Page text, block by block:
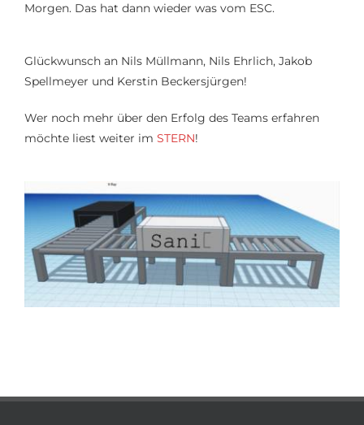
Morgen. Das hat dann wieder was vom ESC.
Glückwunsch an Nils Müllmann, Nils Ehrlich, Jakob
Spellmeyer und Kerstin Beckersjürgen!
Wer noch mehr über den Erfolg des Teams erfahren
möchte liest weiter im STERN!